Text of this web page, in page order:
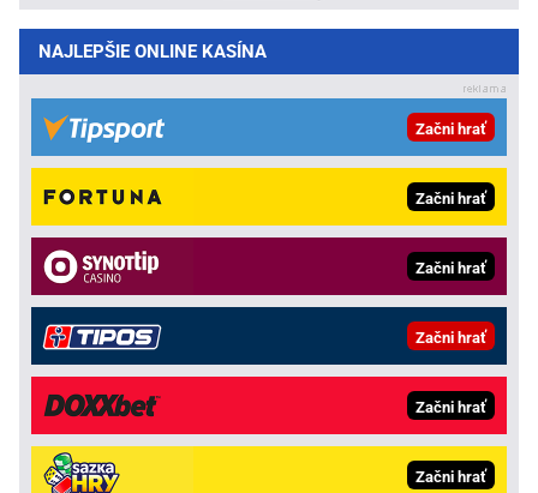
NAJLEPŠIE ONLINE KASÍNA
Začni hrať
Začni hrať
Začni hrať
Začni hrať
Začni hrať
Začni hrať